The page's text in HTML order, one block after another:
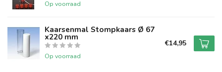
Op voorraad
Kaarsenmal Stompkaars Ø 67
x220 mm
Op voorraad
€14,95